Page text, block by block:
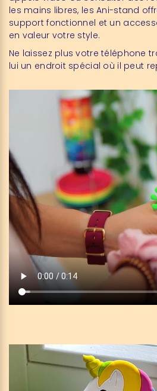
les mains libres, les Ani-stand
support fonctionnel et un
en valeur votre style.
Ne laissez plus votre téléphone
lui un endroit spécial où il peut